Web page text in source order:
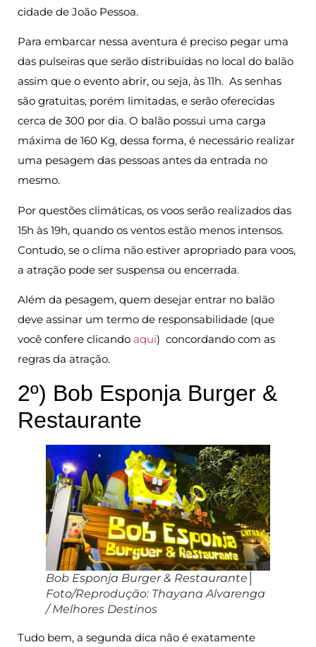
cidade de João Pessoa.
Para embarcar nessa aventura é preciso pegar uma
das pulseiras que serão distribuídas no local do balão
assim que o evento abrir, ou seja, às 11h. As senhas
são gratuitas, porém limitadas, e serão oferecidas
cerca de 300 por dia. O balão possui uma carga
máxima de 160 Kg, dessa forma, é necessário realizar
uma pesagem das pessoas antes da entrada no
mesmo.
Por questões climáticas, os voos serão realizados das
15h às 19h, quando os ventos estão menos intensos.
Contudo, se o clima não estiver apropriado para voos,
a atração pode ser suspensa ou encerrada.
Além da pesagem, quem desejar entrar no balão
deve assinar um termo de responsabilidade (que
você confere clicando aqui) concordando com as
regras da atração.
2º) Bob Esponja Burger &
Restaurante
Bob Esponja Burger & Restaurante│
Foto/Reprodução: Thayana Alvarenga
/ Melhores Destinos
Tudo bem, a segunda dica não é exatamente